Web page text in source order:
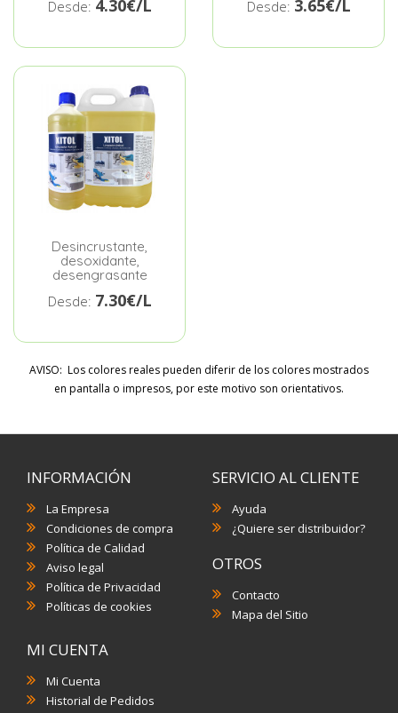
Desde: 4.30€/L Desde: 3.65€/L
Desincrustante,
desoxidante,
desengrasante
Desde: 7.30€/L
AVISO: Los colores reales pueden diferir de los colores mostrados
en pantalla o impresos, por este motivo son orientativos.
INFORMACIÓN
La Empresa
Condiciones de compra
Política de Calidad
Aviso legal
Política de Privacidad
Políticas de cookies
SERVICIO AL CLIENTE
Ayuda
¿Quiere ser distribuidor?
OTROS
Contacto
Mapa del Sitio
MI CUENTA
Mi Cuenta
Historial de Pedidos